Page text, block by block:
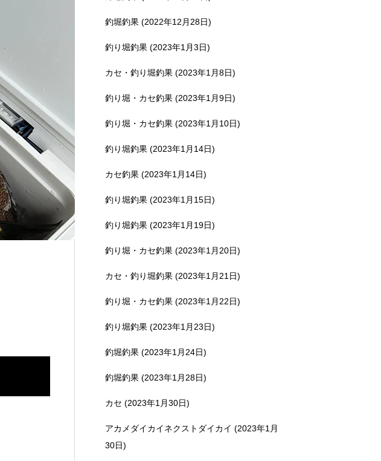
然の中釣り
釣堀釣果 (2022年12月28日)
釣り堀釣果 (2023年1月3日)
カセ・釣り堀釣果 (2023年1月8日)
釣り堀・カセ釣果 (2023年1月9日)
釣り堀・カセ釣果 (2023年1月10日)
釣り堀釣果 (2023年1月14日)
カセ釣果 (2023年1月14日)
釣り堀釣果 (2023年1月15日)
釣り堀釣果 (2023年1月19日)
釣り堀・カセ釣果 (2023年1月20日)
カセ・釣り堀釣果 (2023年1月21日)
釣り堀・カセ釣果 (2023年1月22日)
釣り堀釣果 (2023年1月23日)
釣堀釣果 (2023年1月24日)
釣堀釣果 (2023年1月28日)
カセ (2023年1月30日)
アカメダイカイネクストダイカイ (2023年1月
30日)